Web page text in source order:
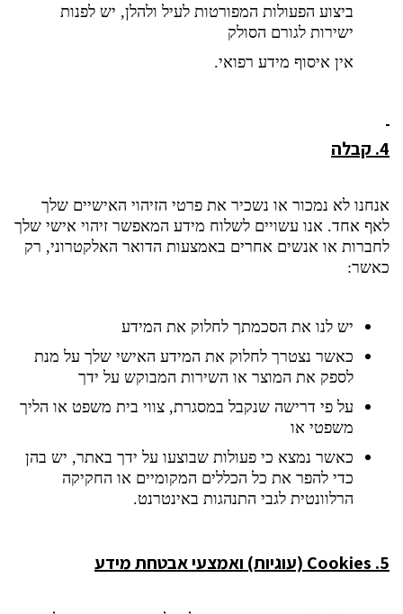
ביצוע הפעולות המפורטות לעיל ולהלן, יש לפנות
ישירות לגורם הסולק
אין איסוף מידע רפואי.
4. קבלה
אנחנו לא נמכור או נשכיר את פרטי הזיהוי האישיים שלך
לאף אחד. אנו עשויים לשלוח מידע המאפשר זיהוי אישי שלך
לחברות או אנשים אחרים באמצעות הדואר האלקטרוני, רק
כאשר:
יש לנו את הסכמתך לחלוק את המידע
כאשר נצטרך לחלוק את המידע האישי שלך על מנת
לספק את המוצר או השירות המבוקש על ידך
על פי דרישה שנקבל במסגרת, צווי בית משפט או הליך
משפטי או
כאשר נמצא כי פעולות שבוצעו על ידך באתר, יש בהן
כדי להפר את כל הכללים המקומיים או החקיקה
הרלוונטית לגבי התנהגות באינטרנט.
5.
Cookies (עוגיות) ואמצעי אבטחת מידע